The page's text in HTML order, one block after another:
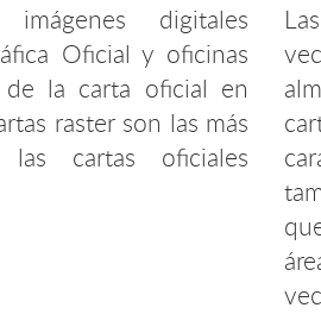
digitales
Oficial y oficinas
de la carta oficial en
raster son las más
cartas oficiales
Las